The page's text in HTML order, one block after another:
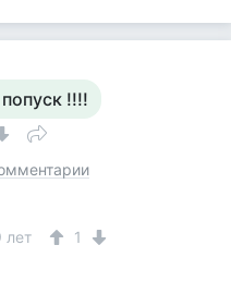
!!!!
лет 1